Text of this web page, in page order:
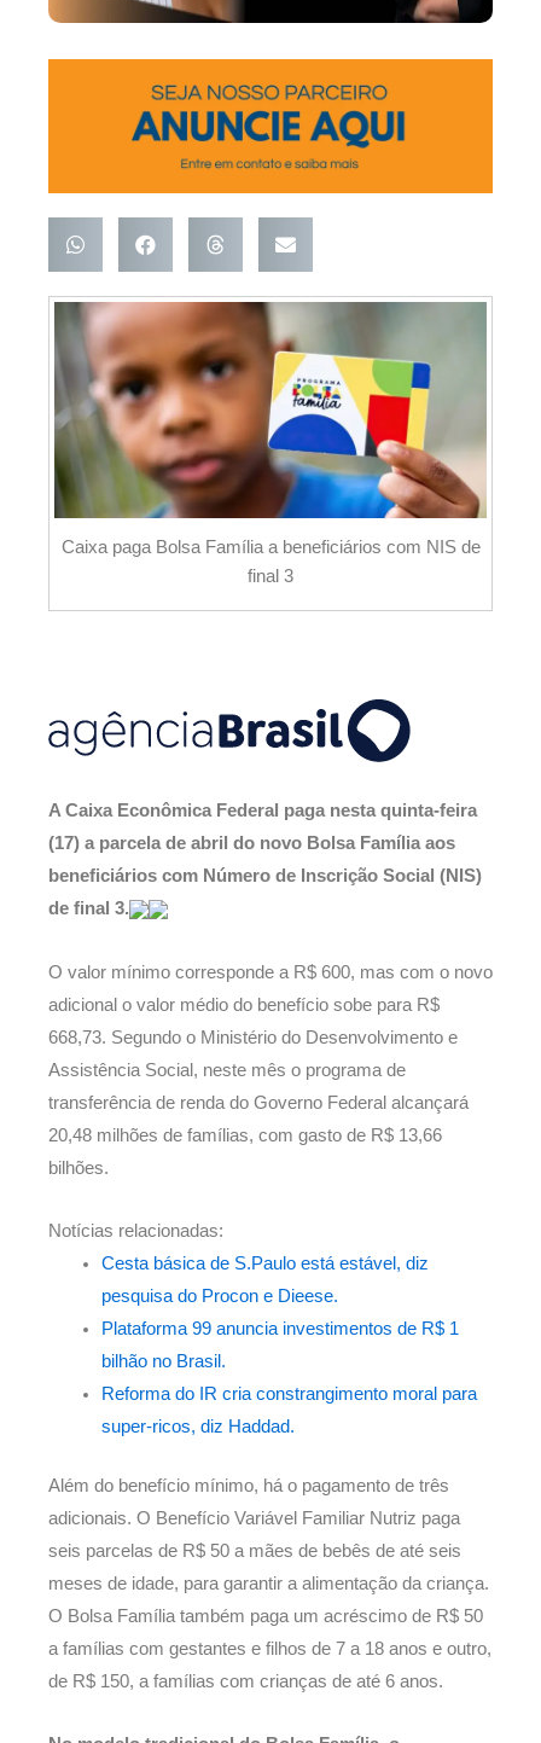
Caixa paga Bolsa Família a beneficiários com NIS de
final 3
A Caixa Econômica Federal paga nesta quinta-feira
(17) a parcela de abril do novo Bolsa Família aos
beneficiários com Número de Inscrição Social (NIS)
de final 3.
O valor mínimo corresponde a R$ 600, mas com o novo
adicional o valor médio do benefício sobe para R$
668,73. Segundo o Ministério do Desenvolvimento e
Assistência Social, neste mês o programa de
transferência de renda do Governo Federal alcançará
20,48 milhões de famílias, com gasto de R$ 13,66
bilhões.
Notícias relacionadas:
Cesta básica de S.Paulo está estável, diz
pesquisa do Procon e Dieese.
Plataforma 99 anuncia investimentos de R$ 1
bilhão no Brasil.
Reforma do IR cria constrangimento moral para
super-ricos, diz Haddad.
Além do benefício mínimo, há o pagamento de três
adicionais. O Benefício Variável Familiar Nutriz paga
seis parcelas de R$ 50 a mães de bebês de até seis
meses de idade, para garantir a alimentação da criança.
O Bolsa Família também paga um acréscimo de R$ 50
a famílias com gestantes e filhos de 7 a 18 anos e outro,
de R$ 150, a famílias com crianças de até 6 anos.